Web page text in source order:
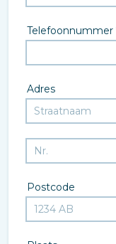
Telefoonnummer
Adres
Postcode